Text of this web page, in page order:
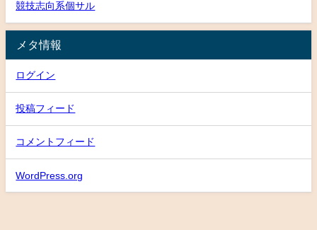
競技志向系個サル
メタ情報
ログイン
投稿フィード
コメントフィード
WordPress.org